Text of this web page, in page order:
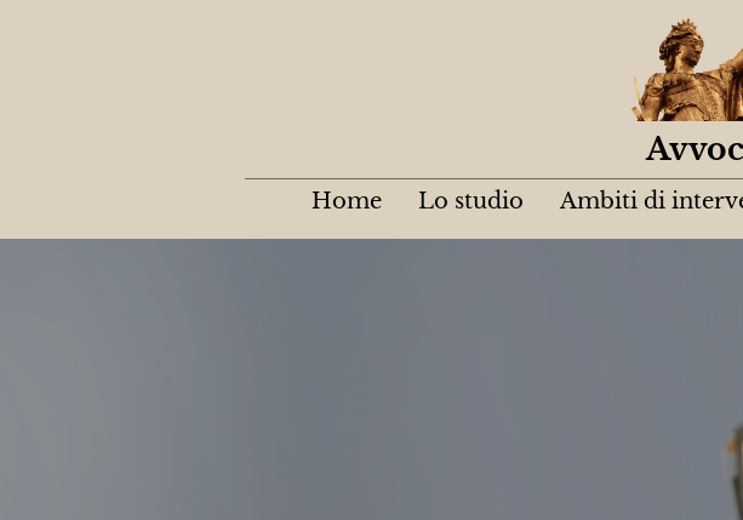
Home Lo studio Ambiti di